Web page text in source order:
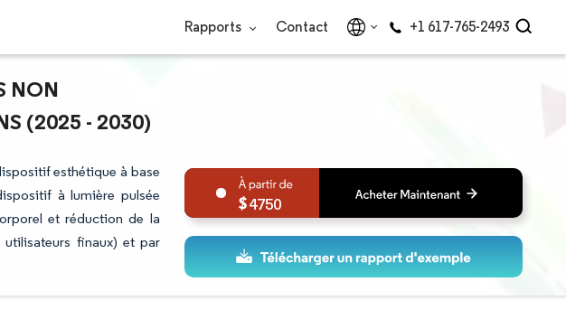
Rapports Contact +1 617-765-2493
NON
(2025 - 2030)
esthétique à base
à lumière pulsée
et réduction de la
finaux) et par
4750